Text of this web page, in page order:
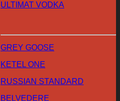
ULTIMAT VODKA
GREY GOOSE
KETEL ONE
RUSSIAN STANDARD
BELVEDERE